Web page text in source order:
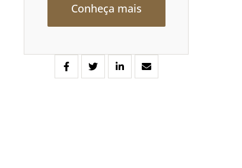
Conheça mais